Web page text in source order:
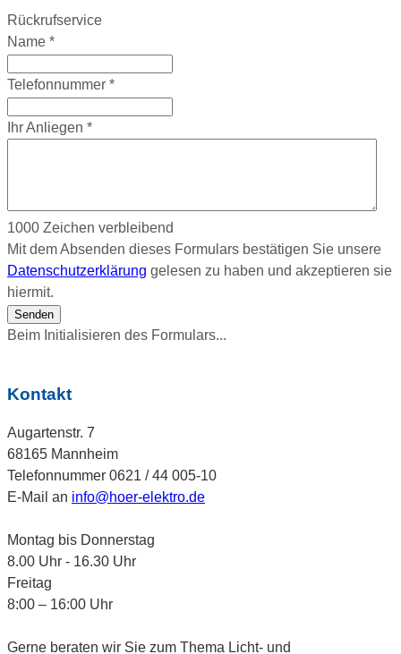
Rückrufservice
Name *
Telefonnummer *
Ihr Anliegen *
1000 Zeichen verbleibend
Mit dem Absenden dieses Formulars bestätigen Sie unsere
Datenschutzerklärung gelesen zu haben und akzeptieren sie
hiermit.
Senden
Beim Initialisieren des Formulars...
Kontakt
Augartenstr. 7
68165 Mannheim
Telefonnummer 0621 / 44 005-10
E-Mail an info@hoer-elektro.de
Montag bis Donnerstag
8.00 Uhr - 16.30 Uhr
Freitag
8:00 – 16:00 Uhr
Gerne beraten wir Sie zum Thema Licht- und